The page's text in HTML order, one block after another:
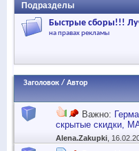
Подразделы
Быстрые сборы!!!
на правах рекламы
Заголовок / Автор
Важно:
скрытые скидки,
Alena.Zakupki ,